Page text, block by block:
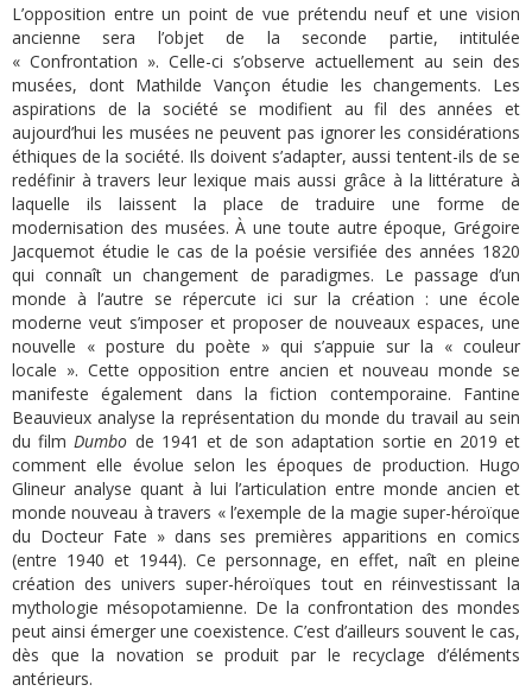
L’opposition entre un point de vue prétendu neuf et une vision
ancienne sera l’objet de la seconde partie, intitulée
« Confrontation ». Celle-ci s’observe actuellement au sein des
musées, dont Mathilde Vançon étudie les changements. Les
aspirations de la société se modifient au fil des années et
aujourd’hui les musées ne peuvent pas ignorer les considérations
éthiques de la société. Ils doivent s’adapter, aussi tentent-ils de se
redéfinir à travers leur lexique mais aussi grâce à la littérature à
laquelle ils laissent la place de traduire une forme de
modernisation des musées. À une toute autre époque, Grégoire
Jacquemot étudie le cas de la poésie versifiée des années 1820
qui connaît un changement de paradigmes. Le passage d’un
monde à l’autre se répercute ici sur la création : une école
moderne veut s’imposer et proposer de nouveaux espaces, une
nouvelle « posture du poète » qui s’appuie sur la « couleur
locale ». Cette opposition entre ancien et nouveau monde se
manifeste également dans la fiction contemporaine. Fantine
Beauvieux analyse la représentation du monde du travail au sein
du film Dumbo de 1941 et de son adaptation sortie en 2019 et
comment elle évolue selon les époques de production. Hugo
Glineur analyse quant à lui l’articulation entre monde ancien et
monde nouveau à travers « l’exemple de la magie super-héroïque
du Docteur Fate » dans ses premières apparitions en comics
(entre 1940 et 1944). Ce personnage, en effet, naît en pleine
création des univers super-héroïques tout en réinvestissant la
mythologie mésopotamienne. De la confrontation des mondes
peut ainsi émerger une coexistence. C’est d’ailleurs souvent le cas,
dès que la novation se produit par le recyclage d’éléments
antérieurs.